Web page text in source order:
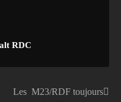
RDC
Les M23/RDF toujours